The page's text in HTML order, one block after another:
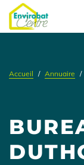
Aller
au
contenu
Accueil Annuaire